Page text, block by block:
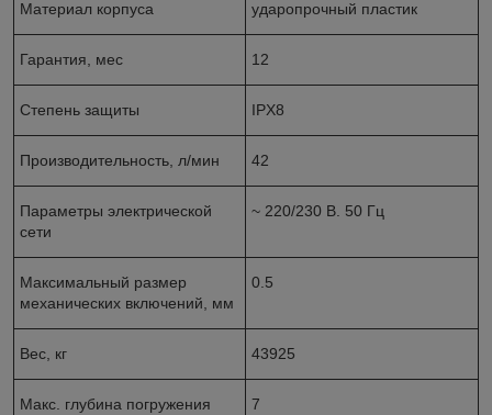
Материал корпуса ударопрочный пластик
Гарантия, мес 12
Степень защиты IPX8
Производительность, л/мин 42
Параметры электрической
сети
~ 220/230 В. 50 Гц
Максимальный размер
механических включений, мм
0.5
Вес, кг 43925
Макс. глубина погружения
7